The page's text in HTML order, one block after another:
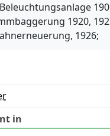
1920,
1926;
in